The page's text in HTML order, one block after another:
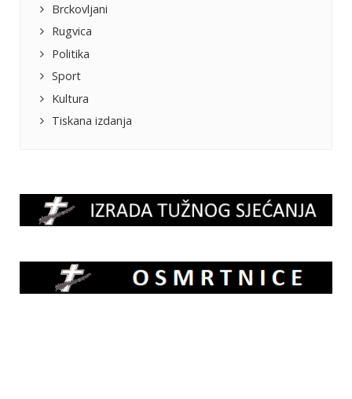
Brckovljani
Rugvica
Politika
Sport
Kultura
Tiskana izdanja